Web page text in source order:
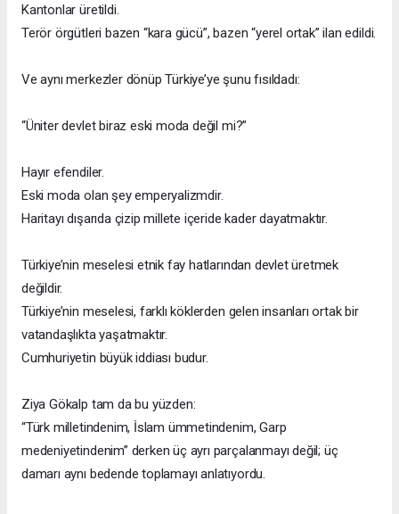
Kantonlar üretildi.
Terör örgütleri bazen “kara gücü”, bazen “yerel ortak” ilan edildi.
Ve aynı merkezler dönüp Türkiye’ye şunu fısıldadı:
“Üniter devlet biraz eski moda değil mi?”
Hayır efendiler.
Eski moda olan şey emperyalizmdir.
Haritayı dışarıda çizip millete içeride kader dayatmaktır.
Türkiye’nin meselesi etnik fay hatlarından devlet üretmek
değildir.
Türkiye’nin meselesi, farklı köklerden gelen insanları ortak bir
vatandaşlıkta yaşatmaktır.
Cumhuriyetin büyük iddiası budur.
Ziya Gökalp tam da bu yüzden:
“Türk milletindenim, İslam ümmetindenim, Garp
medeniyetindenim” derken üç ayrı parçalanmayı değil; üç
damarı aynı bedende toplamayı anlatıyordu.